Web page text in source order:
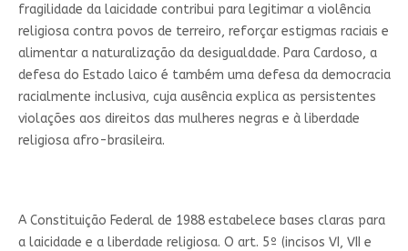
fragilidade da laicidade contribui para legitimar a violência
religiosa contra povos de terreiro, reforçar estigmas raciais e
alimentar a naturalização da desigualdade. Para Cardoso, a
defesa do Estado laico é também uma defesa da democracia
racialmente inclusiva, cuja ausência explica as persistentes
violações aos direitos das mulheres negras e à liberdade
religiosa afro-brasileira.
A Constituição Federal de 1988 estabelece bases claras para
a laicidade e a liberdade religiosa. O art. 5º (incisos VI, VII e